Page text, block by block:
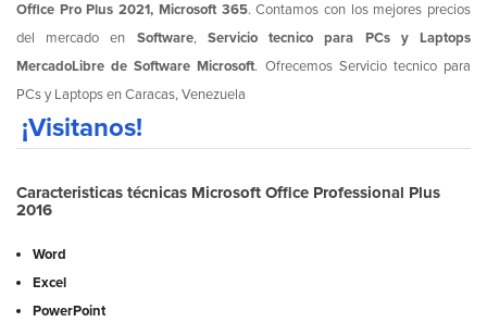
Office Pro Plus 2021, Microsoft 365. Contamos con los mejores precios
del mercado en Software, Servicio tecnico para PCs y Laptops
MercadoLibre de Software Microsoft. Ofrecemos Servicio tecnico para
PCs y Laptops en Caracas, Venezuela
¡Visitanos!
Caracteristicas técnicas Microsoft Office Professional Plus
2016
Word
Excel
PowerPoint